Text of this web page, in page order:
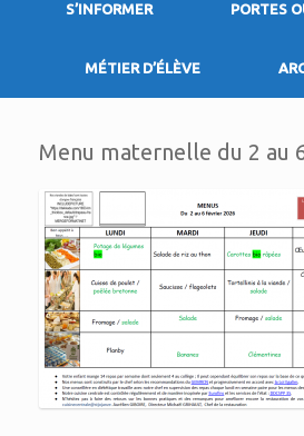
S’INFORMER PORTES
MÉTIER D’ÉLÈVE
Menu maternelle du 2 au